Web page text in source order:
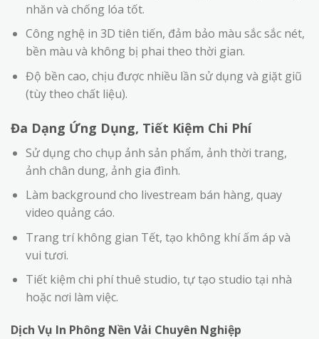
nhăn và chống lóa tốt.
Công nghệ in 3D tiên tiến, đảm bảo màu sắc sắc nét,
bền màu và không bị phai theo thời gian.
Độ bền cao, chịu được nhiều lần sử dụng và giặt giũ
(tùy theo chất liệu).
Đa Dạng Ứng Dụng, Tiết Kiệm Chi Phí
Sử dụng cho chụp ảnh sản phẩm, ảnh thời trang,
ảnh chân dung, ảnh gia đình.
Làm background cho livestream bán hàng, quay
video quảng cáo.
Trang trí không gian Tết, tạo không khí ấm áp và
vui tươi.
Tiết kiệm chi phí thuê studio, tự tạo studio tại nhà
hoặc nơi làm việc.
Dịch Vụ In Phông Nền Vải Chuyên Nghiệp